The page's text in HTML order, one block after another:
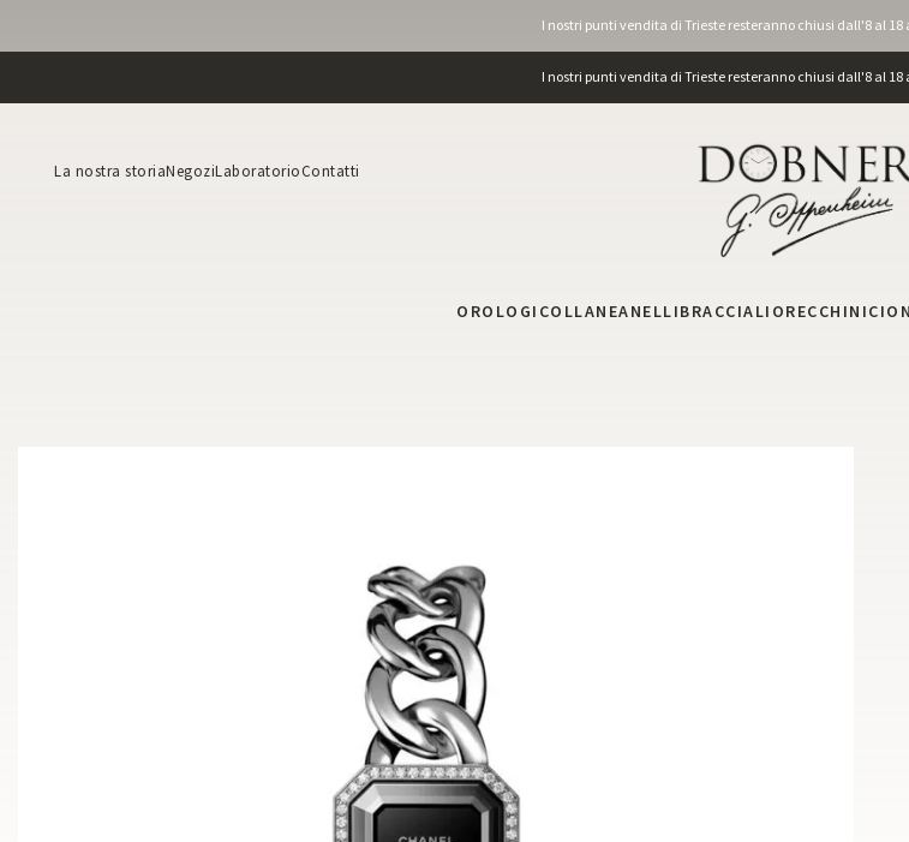
I nostri punti vendita di Trieste resteranno chiusi dall'8 al 18
I nostri punti vendita di Trieste resteranno chiusi dall'8 al 18
La nostra storiaNegoziLaboratorioContatti
OROLOGI COLLANEANELLIBRACCIALI ORECCHINI